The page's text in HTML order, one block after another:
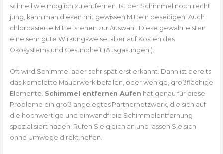
schnell wie möglich zu entfernen. Ist der Schimmel noch recht
jung, kann man diesen mit gewissen Mitteln beseitigen. Auch
chlorbasierte Mittel stehen zur Auswahl. Diese gewährleisten
eine sehr gute Wirkungsweise, aber auf Kosten des
Ökosystems und Gesundheit (Ausgasungen!).
Oft wird Schimmel aber sehr spät erst erkannt. Dann ist bereits
das komplette Mauerwerk befallen, oder wenige, großflächige
Elemente. Schimmel entfernen Aufen hat genau für diese
Probleme ein groß angelegtes Partnernetzwerk, die sich auf
die hochwertige und einwandfreie Schimmelentfernung
spezialisiert haben. Rufen Sie gleich an und lassen Sie sich
ohne Umwege direkt helfen.